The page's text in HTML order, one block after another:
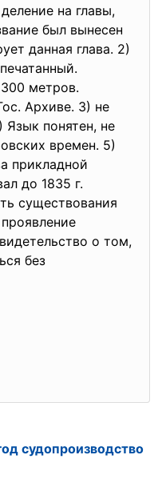
на главы,
был вынесен
данная глава. 2)
метров.
Архиве. 3) не
понятен, не
времен. 5)
прикладной
до 1835 г.
существования
о том,
без
судопроизводство